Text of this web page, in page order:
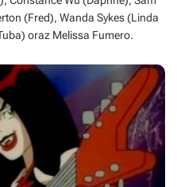
(Fred), Wanda Sykes (Linda
oraz Melissa Fumero.